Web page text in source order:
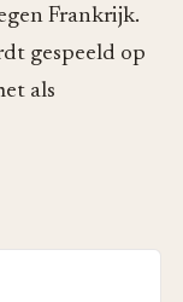
Frankrijk.
gespeeld op
als